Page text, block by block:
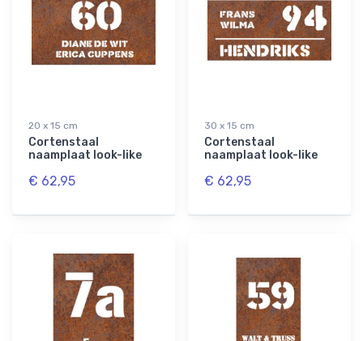
20 x 15 cm
Cortenstaal
naamplaat look-like
€ 62,95
30 x 15 cm
Cortenstaal
naamplaat look-like
€ 62,95